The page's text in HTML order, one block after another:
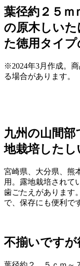
葉径約２５ｍ
の原木しい
た徳用タイプ
※2024年3月作成。
る場合があります。
九州の山間
地栽培したし
宮崎県、大分県、熊
用。露地栽培されて
歯ごたえがあります
で、保存にも便利で
不揃いです